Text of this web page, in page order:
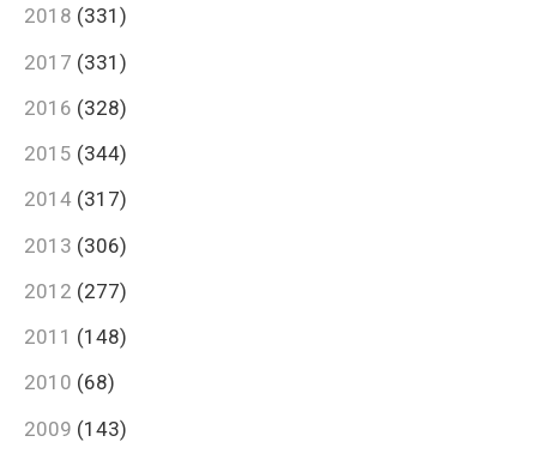
2018 (331)
2017 (331)
2016 (328)
2015 (344)
2014 (317)
2013 (306)
2012 (277)
2011 (148)
2010 (68)
2009 (143)